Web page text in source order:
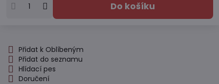
Do košíku
Přidat k Oblíbeným
Přidat do seznamu
Hlídací pes
Doručení